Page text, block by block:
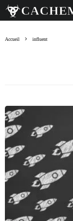
Accueil influent